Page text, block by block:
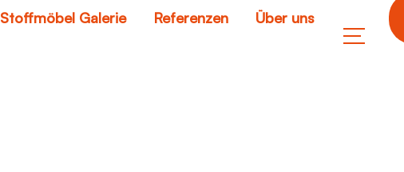
Stoffmöbel Galerie Referenzen Über uns